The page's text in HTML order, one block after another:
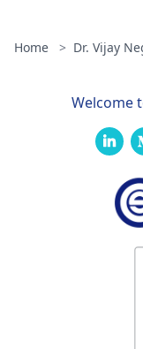
Home > Dr. Vijay
Welcome